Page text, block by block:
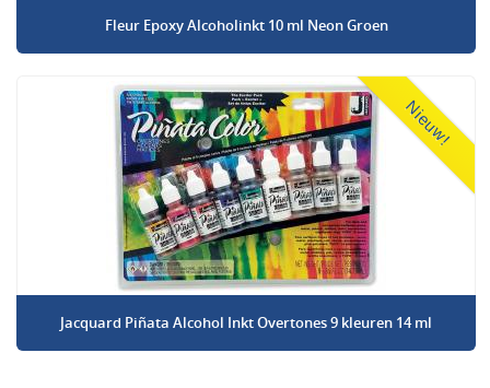
Fleur Epoxy Alcoholinkt 10 ml Neon Groen
Nieuw!
Jacquard Piñata Alcohol Inkt Overtones 9 kleuren 14 ml